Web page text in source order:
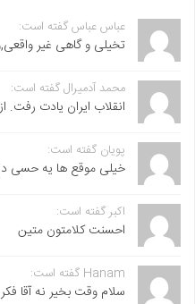
عباس عباس گفته است:
تخیلی و گاهی غیر
محمد آدمیرال گفته است:
انقلاب ایران یادت رفت.
پویان گفته است:
خیلی موقع ها یه حسی
اکبر گفته است:
احسنت ‌کلامتون متین
Hanam گفته است:
سلام وقت بخیر نه آقا